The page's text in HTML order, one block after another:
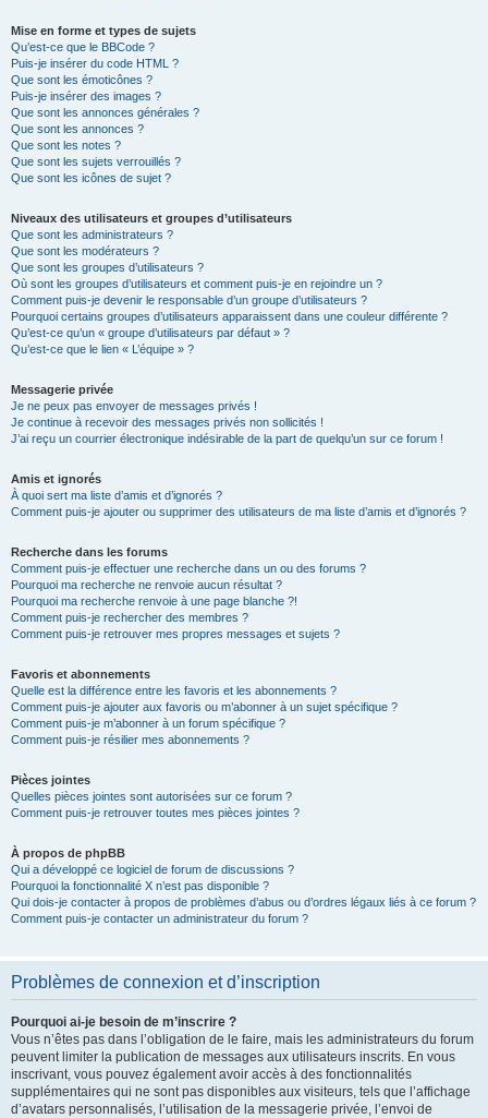
Mise en forme et types de sujets
Qu’est-ce que le BBCode ?
Puis-je insérer du code HTML ?
Que sont les émoticônes ?
Puis-je insérer des images ?
Que sont les annonces générales ?
Que sont les annonces ?
Que sont les notes ?
Que sont les sujets verrouillés ?
Que sont les icônes de sujet ?
Niveaux des utilisateurs et groupes d’utilisateurs
Que sont les administrateurs ?
Que sont les modérateurs ?
Que sont les groupes d’utilisateurs ?
Où sont les groupes d’utilisateurs et comment puis-je en rejoindre un ?
Comment puis-je devenir le responsable d’un groupe d’utilisateurs ?
Pourquoi certains groupes d’utilisateurs apparaissent dans une couleur différente ?
Qu’est-ce qu’un « groupe d’utilisateurs par défaut » ?
Qu’est-ce que le lien « L’équipe » ?
Messagerie privée
Je ne peux pas envoyer de messages privés !
Je continue à recevoir des messages privés non sollicités !
J’ai reçu un courrier électronique indésirable de la part de quelqu’un sur ce forum !
Amis et ignorés
À quoi sert ma liste d’amis et d’ignorés ?
Comment puis-je ajouter ou supprimer des utilisateurs de ma liste d’amis et d’ignorés ?
Recherche dans les forums
Comment puis-je effectuer une recherche dans un ou des forums ?
Pourquoi ma recherche ne renvoie aucun résultat ?
Pourquoi ma recherche renvoie à une page blanche ?!
Comment puis-je rechercher des membres ?
Comment puis-je retrouver mes propres messages et sujets ?
Favoris et abonnements
Quelle est la différence entre les favoris et les abonnements ?
Comment puis-je ajouter aux favoris ou m’abonner à un sujet spécifique ?
Comment puis-je m’abonner à un forum spécifique ?
Comment puis-je résilier mes abonnements ?
Pièces jointes
Quelles pièces jointes sont autorisées sur ce forum ?
Comment puis-je retrouver toutes mes pièces jointes ?
À propos de phpBB
Qui a développé ce logiciel de forum de discussions ?
Pourquoi la fonctionnalité X n’est pas disponible ?
Qui dois-je contacter à propos de problèmes d’abus ou d’ordres légaux liés à ce forum ?
Comment puis-je contacter un administrateur du forum ?
Problèmes de connexion et d’inscription
Pourquoi ai-je besoin de m’inscrire ?
Vous n’êtes pas dans l’obligation de le faire, mais les administrateurs du forum
peuvent limiter la publication de messages aux utilisateurs inscrits. En vous
inscrivant, vous pouvez également avoir accès à des fonctionnalités
supplémentaires qui ne sont pas disponibles aux visiteurs, tels que l’affichage
d’avatars personnalisés, l’utilisation de la messagerie privée, l’envoi de